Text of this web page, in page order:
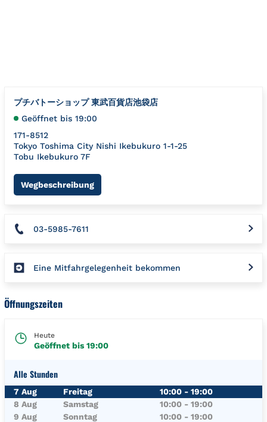
プチバトーショップ 東武百貨店池袋店
Geöffnet bis 19:00
171-8512
Tokyo Toshima City Nishi Ikebukuro 1-1-25
Tobu Ikebukuro 7F
WegbeschreibungLink Opens in New Tab
03-5985-7611
Eine Mitfahrgelegenheit bekommen
Öffnungszeiten
Heute
Geöffnet bis 19:00
Alle Stunden
Wochentag Öffnungszeiten
7 Aug Freitag 10:00 - 19:00
8 Aug
Samstag 10:00 - 19:00
9 Aug
Sonntag 10:00 - 19:00